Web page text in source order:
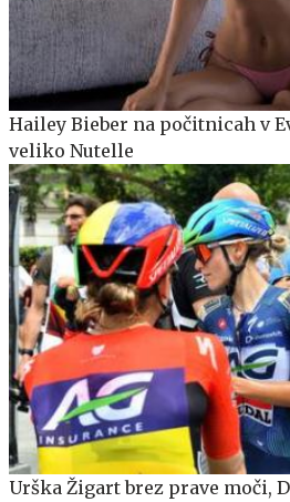
Hailey Bieber na počitnicah v
veliko Nutelle
Urška Žigart brez prave moči,